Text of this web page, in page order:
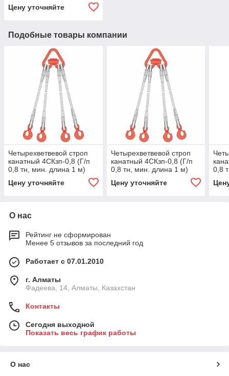
Цену уточняйте
Подобные товары компании
Четырехветвевой строп
канатный 4СКзп-0,8 (Г/п
0,8 тн, мин. длина 1 м)
Цену уточняйте
Четырехветвевой строп
канатный 4СКзп-0,8 (Г/п
0,8 тн, мин. длина 1 м)
Цену уточняйте
0,8
О нас
Рейтинг не сформирован
Менее 5 отзывов за последний год
Работает с 07.01.2010
г. Алматы
Фадеева, 14, Алматы, Казахстан
Контакты
Сегодня выходной
Показать весь график работы
О нас